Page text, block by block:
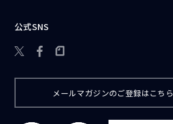
公式SNS

メールマガジンのご登録はこちら